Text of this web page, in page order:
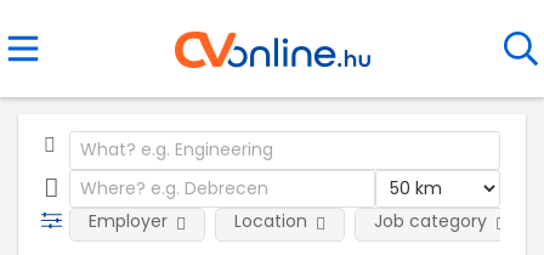
Employer Location Job category